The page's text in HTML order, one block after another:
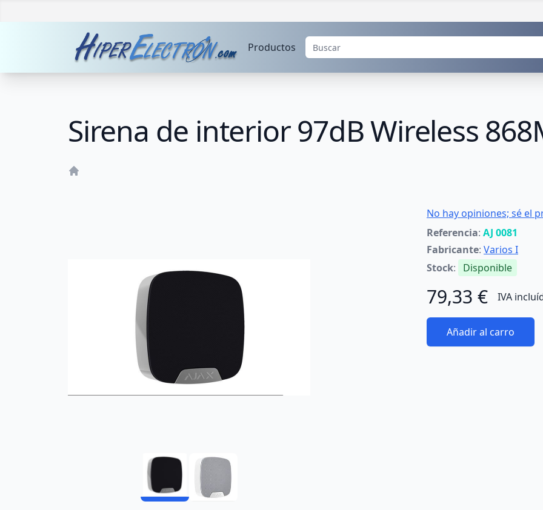
Productos
Sirena de interior 97dB Wireless
No hay opiniones; sé el
Referencia: AJ 0081
Fabricante: Varios I
Stock: Disponible
79,33 € IVA
Añadir al carro